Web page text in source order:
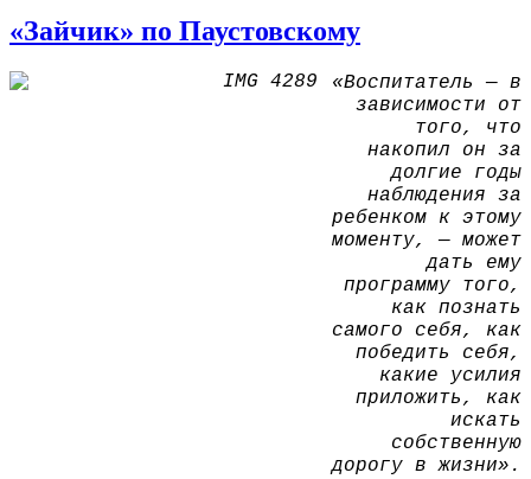
«Зайчик» по Паустовскому
«Воспитатель — в
зависимости от
того, что
накопил он за
долгие годы
наблюдения за
ребенком к этому
моменту, — может
дать ему
программу того,
как познать
самого себя, как
победить себя,
какие усилия
приложить, как
искать
собственную
дорогу в жизни».